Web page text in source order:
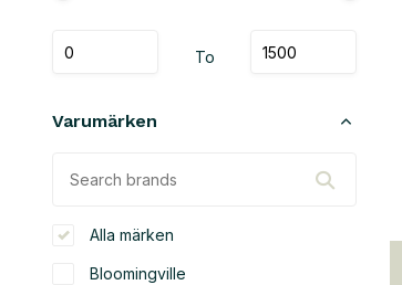
To
Varumärken
Alla märken
Bloomingville